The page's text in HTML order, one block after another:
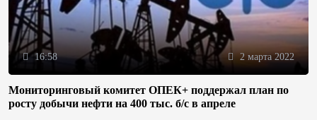
16:58 2 марта 2022
Мониторинговый комитет ОПЕК+ поддержал план по
росту добычи нефти на 400 тыс. б/с в апреле